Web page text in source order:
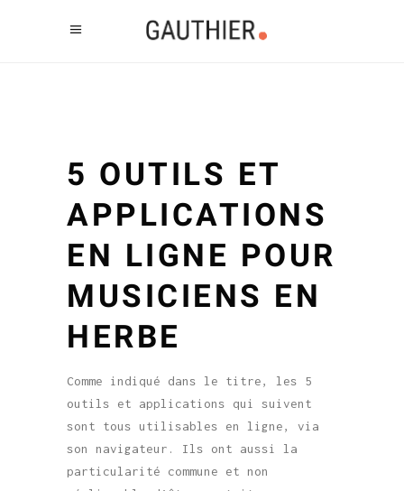
5 OUTILS ET
APPLICATIONS
EN LIGNE POUR
MUSICIENS EN
HERBE
Comme indiqué dans le titre, les 5
outils et applications qui suivent
sont tous utilisables en ligne, via
son navigateur. Ils ont aussi la
particularité commune et non